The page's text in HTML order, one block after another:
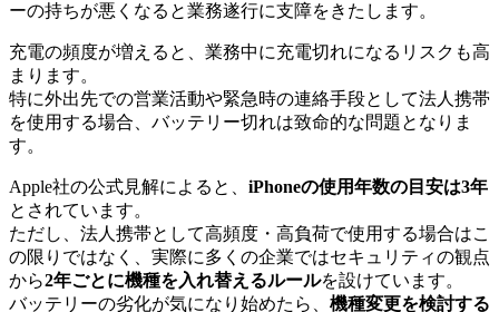
ーの持ちが悪くなると業務遂行に支障をきたします。
充電の頻度が増えると、業務中に充電切れになるリスクも高
まります。
特に外出先での営業活動や緊急時の連絡手段として法人携帯
を使用する場合、バッテリー切れは致命的な問題となりま
す。
Apple社の公式見解によると、 iPhoneの使用年数の目安は3年
とされています。
ただし、法人携帯として高頻度・高負荷で使用する場合はこ
の限りではなく、実際に多くの企業ではセキュリティの観点
から2年ごとに機種を入れ替えるルールを設けています。
バッテリーの劣化が気になり始めたら、 機種変更を検討する